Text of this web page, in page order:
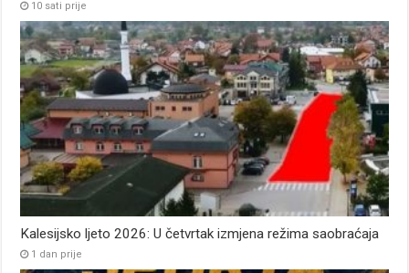
10 sati prije
Kalesijsko ljeto 2026: U četvrtak izmjena režima saobraćaja
1 dan prije